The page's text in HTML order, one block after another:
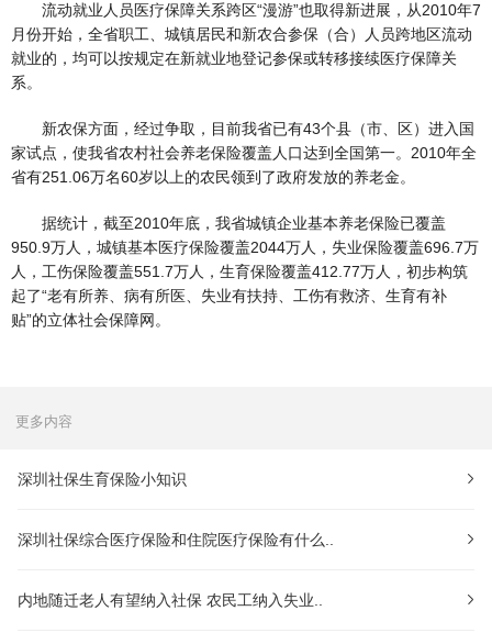
流动就业人员医疗保障关系跨区“漫游”也取得新进展，从2010年7
月份开始，全省职工、城镇居民和新农合参保（合）人员跨地区流动
就业的，均可以按规定在新就业地登记参保或转移接续医疗保障关
系。
新农保方面，经过争取，目前我省已有43个县（市、区）进入国
家试点，使我省农村社会养老保险覆盖人口达到全国第一。2010年全
省有251.06万名60岁以上的农民领到了政府发放的养老金。
据统计，截至2010年底，我省城镇企业基本养老保险已覆盖
950.9万人，城镇基本医疗保险覆盖2044万人，失业保险覆盖696.7万
人，工伤保险覆盖551.7万人，生育保险覆盖412.77万人，初步构筑
起了“老有所养、病有所医、失业有扶持、工伤有救济、生育有补
贴”的立体社会保障网。
更多内容
深圳社保生育保险小知识
深圳社保综合医疗保险和住院医疗保险有什么..
内地随迁老人有望纳入社保 农民工纳入失业..